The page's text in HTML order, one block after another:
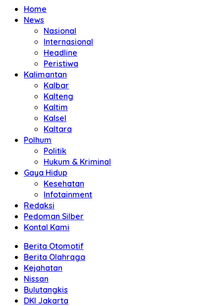
Home
News
Nasional
Internasional
Headline
Peristiwa
Kalimantan
Kalbar
Kalteng
Kaltim
Kalsel
Kaltara
Polhum
Politik
Hukum & Kriminal
Gaya Hidup
Kesehatan
Infotainment
Redaksi
Pedoman Silber
Kontal Kami
Berita Otomotif
Berita Olahraga
Kejahatan
Nissan
Bulutangkis
DKI Jakarta